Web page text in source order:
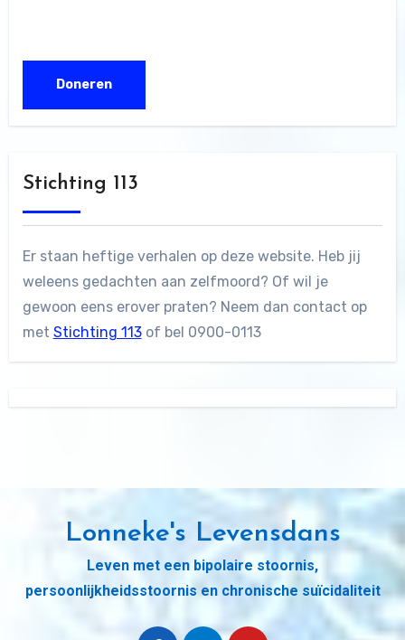
Stichting 113
Er staan heftige verhalen op deze website. Heb jij
weleens gedachten aan zelfmoord? Of wil je
gewoon eens erover praten? Neem dan contact op
met Stichting 113of bel 0900-0113
Lonneke's Levensdans
Leven met een bipolaire stoornis,
persoonlijkheidsstoornis en chronische suïcidaliteit